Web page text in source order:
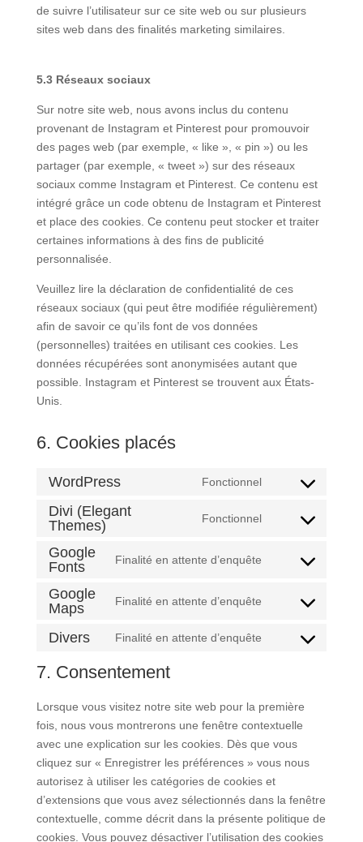
de suivre l’utilisateur sur ce site web ou sur plusieurs
sites web dans des finalités marketing similaires.
5.3 Réseaux sociaux
Sur notre site web, nous avons inclus du contenu
provenant de Instagram et Pinterest pour promouvoir
des pages web (par exemple, « like », « pin ») ou les
partager (par exemple, « tweet ») sur des réseaux
sociaux comme Instagram et Pinterest. Ce contenu est
intégré grâce un code obtenu de Instagram et Pinterest
et place des cookies. Ce contenu peut stocker et traiter
certaines informations à des fins de publicité
personnalisée.
Veuillez lire la déclaration de confidentialité de ces
réseaux sociaux (qui peut être modifiée régulièrement)
afin de savoir ce qu’ils font de vos données
(personnelles) traitées en utilisant ces cookies. Les
données récupérées sont anonymisées autant que
possible. Instagram et Pinterest se trouvent aux États-
Unis.
6. Cookies placés
WordPress Fonctionnel
Consent
service
Divi (Elegant
Themes)
Fonctionnel
Consent
service
(elegant-
Google
Fonts
Finalité en attente d’enquête
Consent
service
Google
Maps
Finalité en attente d’enquête
Consent
service
Divers Finalité en attente d’enquête
Consent
divers
7. Consentement
Lorsque vous visitez notre site web pour la première
fois, nous vous montrerons une fenêtre contextuelle
avec une explication sur les cookies. Dès que vous
cliquez sur « Enregistrer les préférences » vous nous
autorisez à utiliser les catégories de cookies et
d’extensions que vous avez sélectionnés dans la fenêtre
contextuelle, comme décrit dans la présente politique de
cookies. Vous pouvez désactiver l’utilisation des cookies